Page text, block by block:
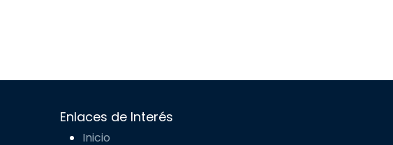
Enlaces de Interés
Inicio